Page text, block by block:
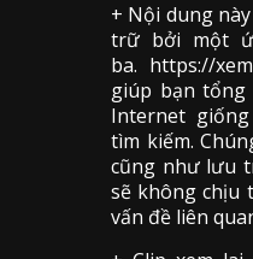
+ Nội dung
trữ bởi một
ba. https://
giúp bạn
Internet
tìm kiếm.
cũng như lưu
sẽ không chịu
vấn đề liên